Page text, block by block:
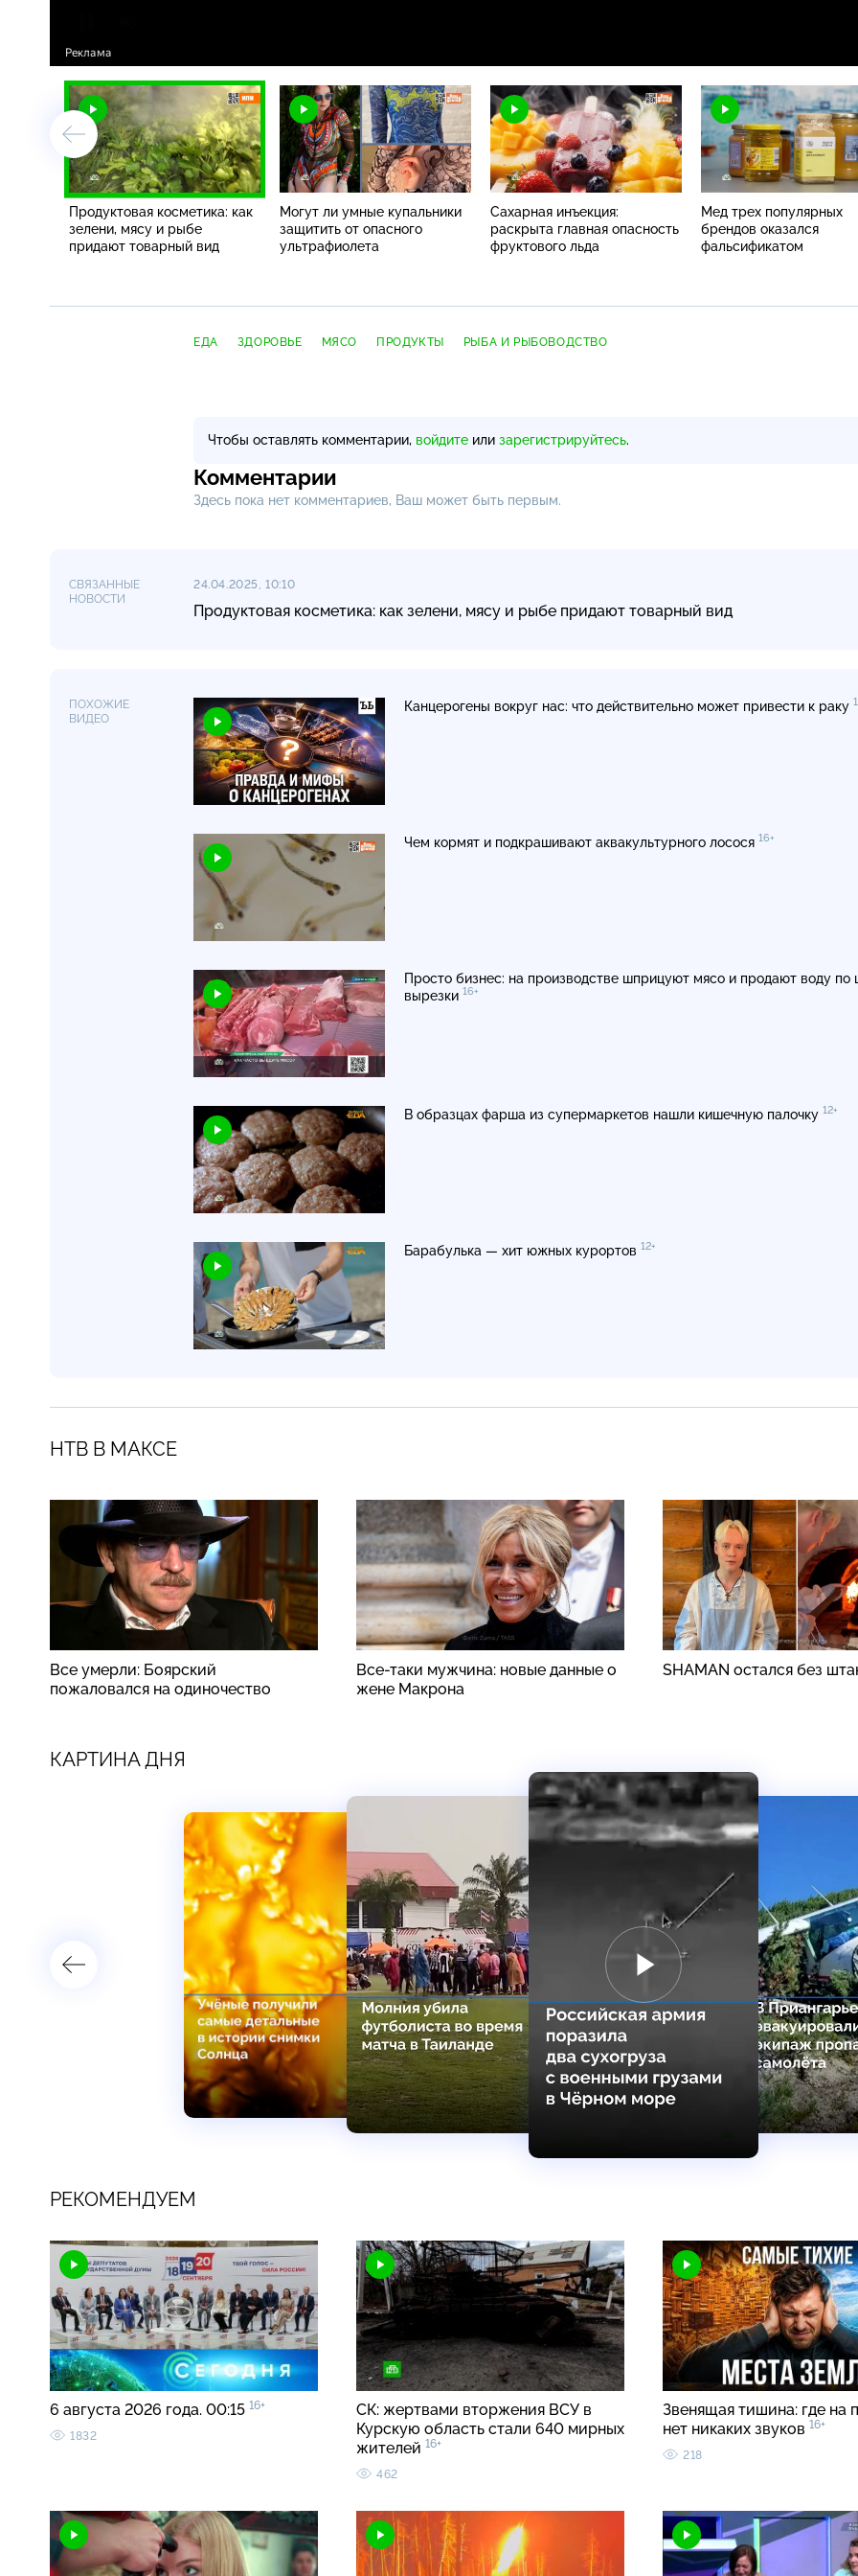
Продуктовая косметика: как
зелени, мясу и рыбе
придают товарный вид
Могут ли умные купальники
защитить от опасного
ультрафиолета
Сахарная инъекция:
раскрыта главная опасность
фруктового льда
Мед трех популярных
брендов оказался
фальсификатом
ЕДА ЗДОРОВЬЕ МЯСО ПРОДУКТЫ РЫБА И РЫБОВОДСТВО
Чтобы оставлять комментарии, войдите или зарегистрируйтесь.
Комментарии
Здесь пока нет комментариев, Ваш может быть первым.
СВЯЗАННЫЕ
НОВОСТИ
24.04.2025, 10:10
Продуктовая косметика: как зелени, мясу и рыбе придают товарный вид
ПОХОЖИЕ
ВИДЕО
Канцерогены вокруг нас: что действительно может привести к раку
Чем кормят и подкрашивают аквакультурного лосося 16+
Просто бизнес: на производстве шприцуют мясо и продают воду по
вырезки 16+
В образцах фарша из супермаркетов нашли кишечную палочку 12+
Барабулька — хит южных курортов 12+
НТВ В МАКСЕ
Все умерли: Боярский
пожаловался на одиночество
Все-таки мужчина: новые данные о
жене Макрона
SHAMAN остался без
КАРТИНА ДНЯ
РЕКОМЕНДУЕМ
6 августа 2026 года. 00:15 16+
1832
СК: жертвами вторжения ВСУ в
Курскую область стали 640 мирных
жителей 16+
462
Звенящая тишина: где на
нет никаких звуков 16+
218